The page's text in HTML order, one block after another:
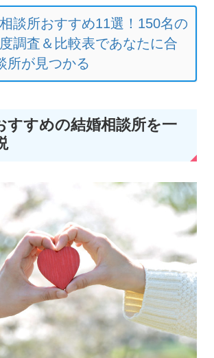
談所おすすめ11選！150名の
調査＆比較表であなたに合
所が見つかる
すすめの結婚相談所を一